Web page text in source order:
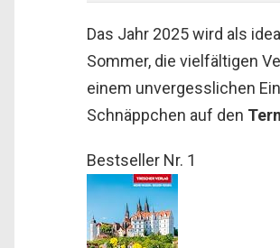
Das Jahr 2025 wird als
Sommer, die vielfältigen
einem unvergesslichen
Schnäppchen auf den
Bestseller Nr. 1